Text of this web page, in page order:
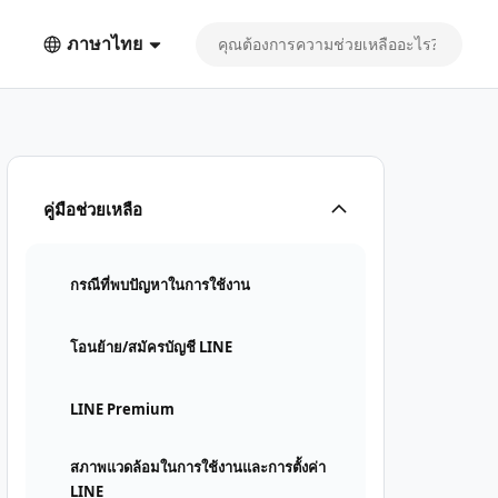
ภาษาไทย
คู่มือช่วยเหลือ
กรณีที่พบปัญหาในการใช้งาน
โอนย้าย/สมัครบัญชี LINE
LINE Premium
สภาพแวดล้อมในการใช้งานและการตั้งค่า
LINE